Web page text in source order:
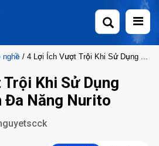
nghề / 4 Lợi Ích Vượt Trội Khi Sử Dụng Lưỡi Cắt Gạch Đa Năng Nurito
Khi Sử Dụng
Đa Năng Nurito